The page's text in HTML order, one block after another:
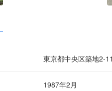
東京都中央区築地2-
1987年2月